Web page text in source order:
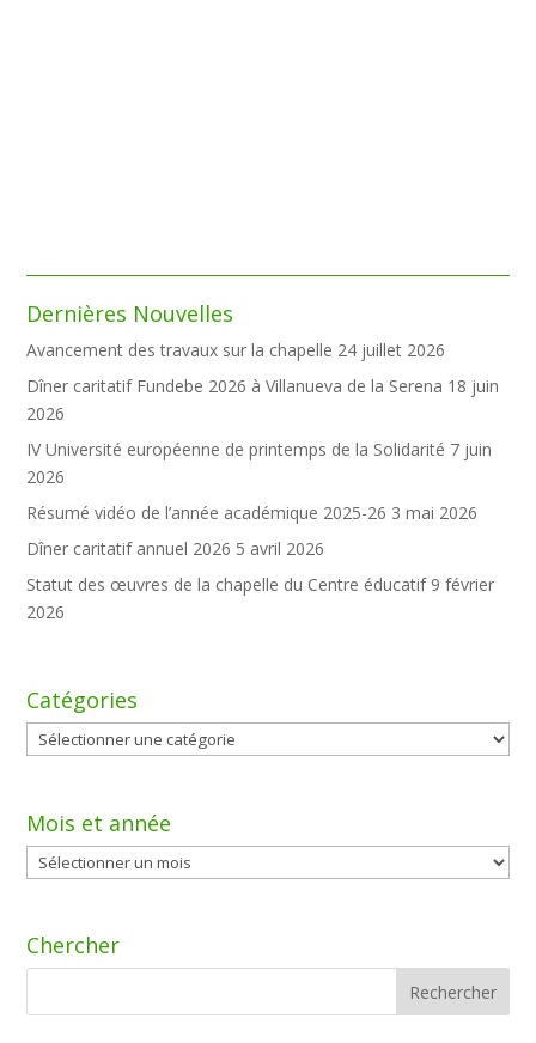
Dernières Nouvelles
Avancement des travaux sur la chapelle 24 juillet 2026
Dîner caritatif Fundebe 2026 à Villanueva de la Serena 18 juin
2026
IV Université européenne de printemps de la Solidarité 7 juin
2026
Résumé vidéo de l’année académique 2025-26 3 mai 2026
Dîner caritatif annuel 2026 5 avril 2026
Statut des œuvres de la chapelle du Centre éducatif 9 février
2026
Catégories
Catégories
Mois et année
Mois
et
Chercher